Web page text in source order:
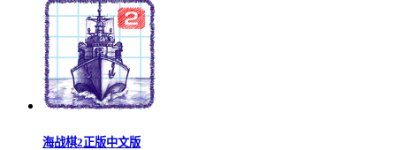
海战棋2正版中文版